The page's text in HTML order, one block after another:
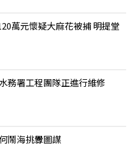
萬元懷疑大麻花被捕 明提堂
務署工程團隊正進行維修
鬧海挑釁圖謀